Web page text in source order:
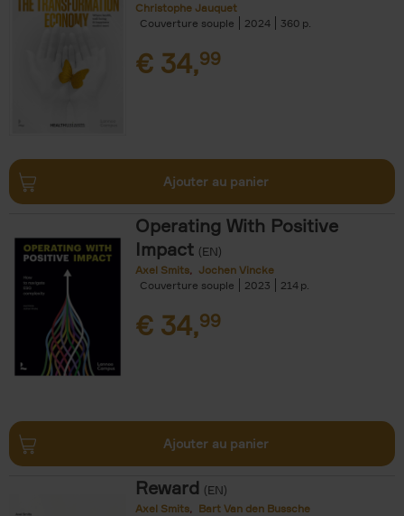
Christophe Jauquet
Couverture souple
2024 360
€ 34,99
Ajouter au panier
Operating With Positive
Impact (EN)
Axel Smits
Jochen Vincke
Couverture souple
2023 214
€ 34,99
Ajouter au panier
Reward (EN)
Axel Smits
Bart Van den Bussche